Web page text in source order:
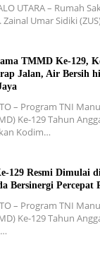
UTARA – Rumah
Zainal Umar Sidiki
TMMD Ke-129,
Jalan, Air Bersih
– Program TNI
Ke-129 Tahun
Kodim…
129 Resmi Dimulai
Bersinergi Percepat
– Program TNI
Ke-129 Tahun